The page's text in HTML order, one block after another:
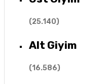
(25.140)
Alt Giyim
(16.586)